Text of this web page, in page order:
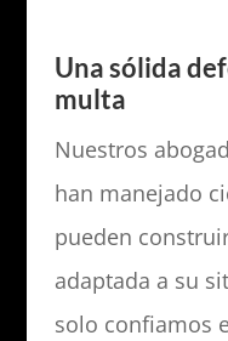
Una sólida
multa
Nuestros
han manejado
pueden
adaptada a su
solo confiamos